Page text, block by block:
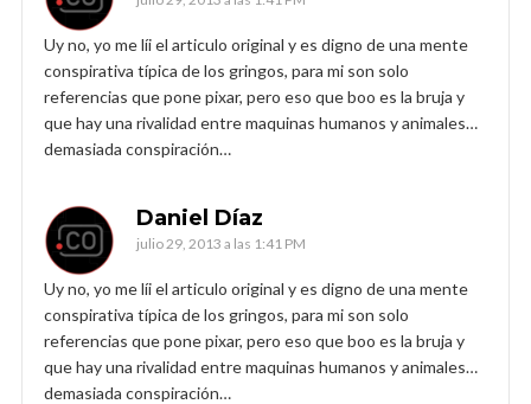
Uy no, yo me líi el articulo original y es digno de una mente
conspirativa típica de los gringos, para mi son solo
referencias que pone pixar, pero eso que boo es la bruja y
que hay una rivalidad entre maquinas humanos y animales…
demasiada conspiración…
Daniel Díaz
julio 29, 2013 a las 1:41 PM
Uy no, yo me líi el articulo original y es digno de una mente
conspirativa típica de los gringos, para mi son solo
referencias que pone pixar, pero eso que boo es la bruja y
que hay una rivalidad entre maquinas humanos y animales…
demasiada conspiración…